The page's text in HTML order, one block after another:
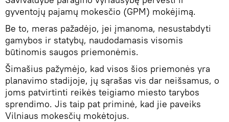
gyventojų pajamų mokesčio (GPM) mokėjimą.
Be to, meras pažadėjo, jei įmanoma, nesustabdyti
gamybos ir statybų, naudodamasis visomis
būtinomis saugos priemonėmis.
Šimašius pažymėjo, kad visos šios priemonės yra
planavimo stadijoje, jų sąrašas vis dar neišsamus, o
joms patvirtinti reikės teigiamo miesto tarybos
sprendimo. Jis taip pat priminė, kad jie paveiks
Vilniaus mokesčių mokėtojus.